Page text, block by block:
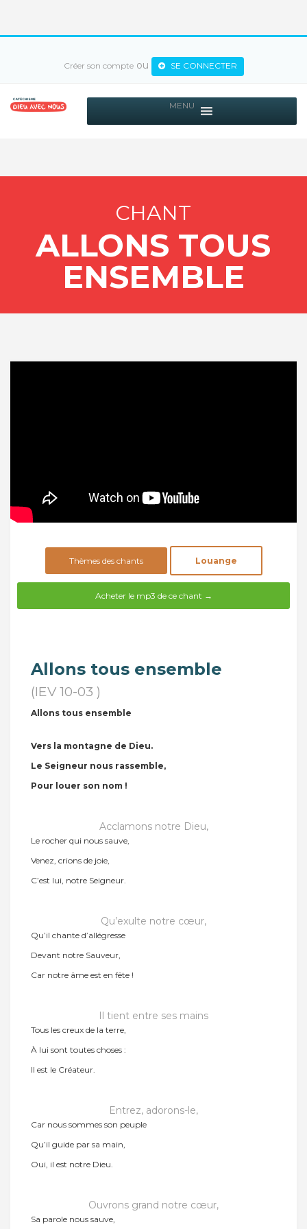
Créer son compte ou SE CONNECTER
MENU
CHANT
ALLONS TOUS
ENSEMBLE
Thèmes des chants Louange
Acheter le mp3 de ce chant →
Allons tous ensemble
(IEV 10-03 )
Allons tous ensemble
Vers la montagne de Dieu.
Le Seigneur nous rassemble,
Pour louer son nom !
Acclamons notre Dieu,
Le rocher qui nous sauve,
Venez, crions de joie,
C’est lui, notre Seigneur.
Qu’exulte notre cœur,
Qu’il chante d’allégresse
Devant notre Sauveur,
Car notre âme est en fête !
Il tient entre ses mains
Tous les creux de la terre,
À lui sont toutes choses :
Il est le Créateur.
Entrez, adorons-le,
Car nous sommes son peuple
Qu’il guide par sa main,
Oui, il est notre Dieu.
Ouvrons grand notre cœur,
Sa parole nous sauve,